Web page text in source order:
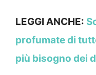
LEGGI ANCHE:
profumate di
più bisogno dei